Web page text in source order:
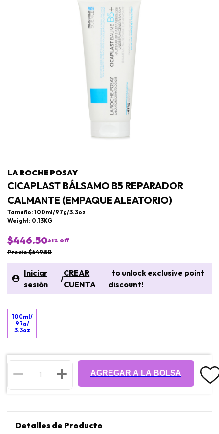
LA ROCHE POSAY
CICAPLAST BÁLSAMO B5 REPARADOR
CALMANTE (EMPAQUE ALEATORIO)
Tamaño: 100ml/97g/3.3oz
Weight: 0.13KG
$446.5031% off
Precio $649.50
Iniciar
sesión
/
CREAR
CUENTA
to unlock exclusive point
discount!
100ml/
97g/
3.3oz
AGREGAR A LA BOLSA
Detalles de Producto